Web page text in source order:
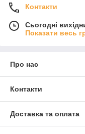
Контакти
Сьогодні
Показати весь
Про нас
Контакти
Доставка та оплата